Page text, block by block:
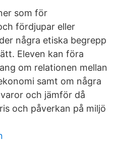
som för
fördjupar eller
några etiska begrepp
Eleven kan föra
om relationen mellan
samt om några
och jämför då
och påverkan på miljö